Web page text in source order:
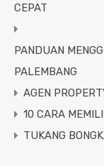
CEPAT
PANDUAN
PALEMBANG
AGEN
10 CARA
TUKANG